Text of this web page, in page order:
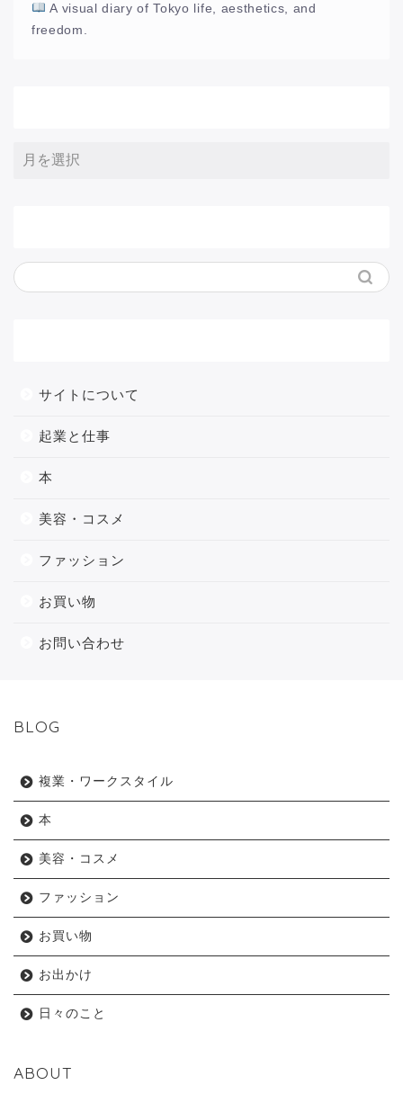
A visual diary of Tokyo life, aesthetics, and
freedom.
サイトについて
起業と仕事
本
美容・コスメ
ファッション
お買い物
お問い合わせ
BLOG
複業・ワークスタイル
本
美容・コスメ
ファッション
お買い物
お出かけ
日々のこと
ABOUT